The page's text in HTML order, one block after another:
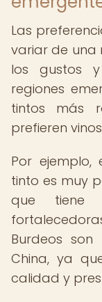
Las
variar de una
los gustos y
regiones
tintos más
prefieren
Por ejemplo,
tinto es muy
que tiene
Burdeos
China, ya
calidad y